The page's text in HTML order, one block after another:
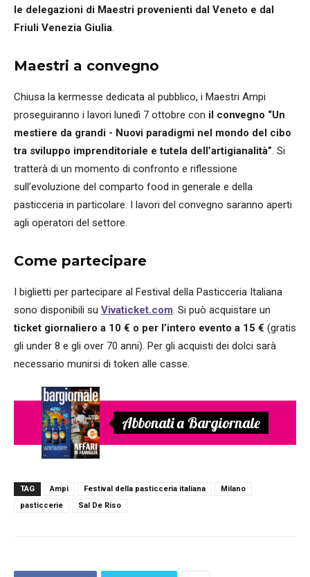
le delegazioni di Maestri provenienti dal Veneto e dal
Friuli Venezia Giulia.
Maestri a convegno
Chiusa la kermesse dedicata al pubblico, i Maestri Ampi
proseguiranno i lavori lunedì 7 ottobre con il convegno “Un
mestiere da grandi - Nuovi paradigmi nel mondo del cibo
tra sviluppo imprenditoriale e tutela dell’artigianalità”. Si
tratterà di un momento di confronto e riflessione
sull’evoluzione del comparto food in generale e della
pasticceria in particolare. I lavori del convegno saranno aperti
agli operatori del settore.
Come partecipare
I biglietti per partecipare al Festival della Pasticceria Italiana
sono disponibili su Vivaticket.com. Si può acquistare un
ticket giornaliero a 10 € o per l’intero evento a 15 € (gratis
gli under 8 e gli over 70 anni). Per gli acquisti dei dolci sarà
necessario munirsi di token alle casse.
Abbonati a Bargiornale
TAG Ampi Festival della pasticceria italiana
Milano
pasticcerie
Sal De Riso